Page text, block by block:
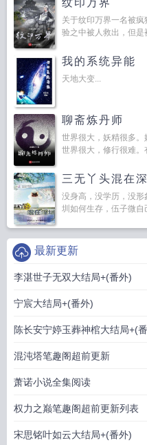
纹印万界
关于纹印万界一名被
验之中被人救出，但
我的系统异能
天地大变...
聊斋炼丹师
世界很大，妖精很多。
世界很大，修行很难
三无丫头混在深
没身高，没学历，没
圳如何生存，伍子微
最新更新
李湛世子无双大结局+(番外)
宁宸大结局+(番外)
陈长安宁婷玉葬神棺大结局+(
混沌塔笔趣阁超前更新
萧诺小说全集阅读
权力之巅笔趣阁超前更新列表
宋思铭叶如云大结局+(番外)